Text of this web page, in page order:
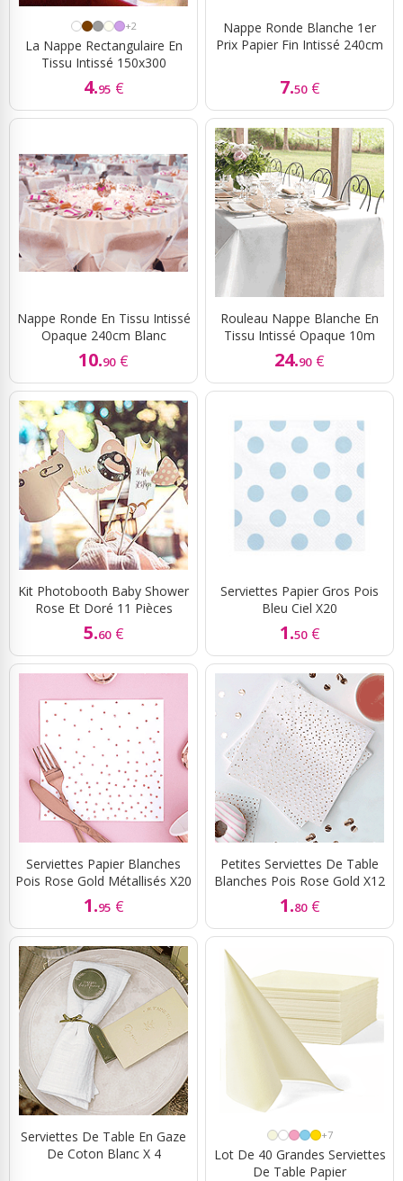
+2
La Nappe Rectangulaire En
Tissu Intissé 150x300
4.95 €
Nappe Ronde Blanche 1er
Prix Papier Fin Intissé 240cm
7.50 €
Nappe Ronde En Tissu Intissé
Opaque 240cm Blanc
10.90 €
Rouleau Nappe Blanche En
Tissu Intissé Opaque 10m
24.90 €
Kit Photobooth Baby Shower
Rose Et Doré 11 Pièces
5.60 €
Serviettes Papier Gros Pois
Bleu Ciel X20
1.50 €
Serviettes Papier Blanches
Pois Rose Gold Métallisés X20
1.95 €
Petites Serviettes De Table
Blanches Pois Rose Gold X12
1.80 €
Serviettes De Table En Gaze
De Coton Blanc X 4
+7
Lot De 40 Grandes Serviettes
De Table Papier